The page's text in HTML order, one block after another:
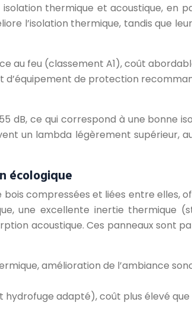
thermique et acoustique, en
l’isolation thermique, tandis que
au feu (classement A1), coût
de protection
dB, ce qui correspond à une bonne
un lambda légèrement supérieur,
écologique
compressées et liées entre elles,
une excellente inertie
acoustique. Ces panneaux sont
amélioration de l’ambiance
adapté), coût plus élevé